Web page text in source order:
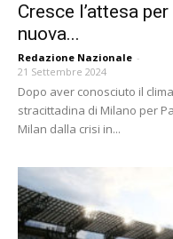
Cresce l’attesa
nuova...
Redazione Nazionale -
21 Settembre 2024
Dopo aver conosciuto il
stracittadina di Milano per
Milan dalla crisi in...